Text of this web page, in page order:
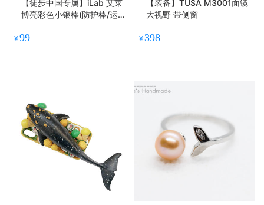
【徒步中国专属】iLab 艾莱
博亮彩色小银棒(防护棒/运
¥99
【装备】TUSA M3001面镜
大视野 带侧窗
¥398